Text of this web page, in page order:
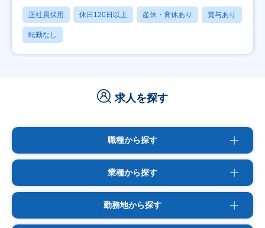
正社員採用 休日120日以上 産休・育休あり 賞与あり
転勤なし
求人を探す
職種から探す
業種から探す
勤務地から探す